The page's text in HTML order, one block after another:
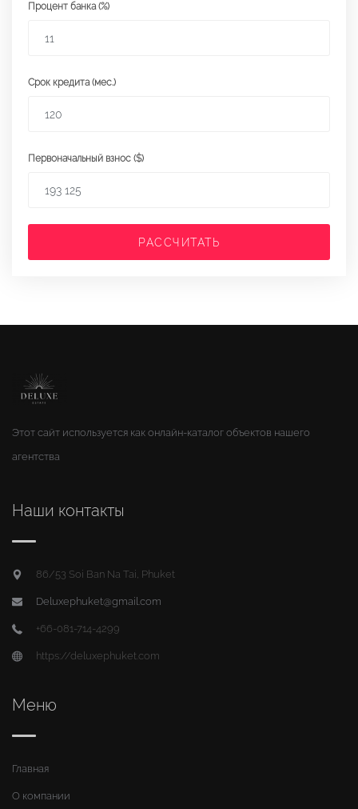
Процент банка (%)
Срок кредита (мес.)
Первоначальный взнос ($)
РАССЧИТАТЬ
Этот сайт используется как онлайн-каталог объектов нашего
агентства
Наши контакты
86/53 Soi Ban Na Tai, Phuket
Deluxephuket@gmail.com
+66-081-714-4299
https://deluxephuket.com
Меню
Главная
О компании